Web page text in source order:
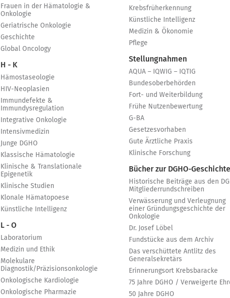
Frauen in der Hämatologie &
Onkologie
Geriatrische Onkologie
Geschichte
Global Oncology
H - K
Hämostaseologie
HIV-Neoplasien
Immundefekte &
Immundysregulation
Integrative Onkologie
Intensivmedizin
Junge DGHO
Klassische Hämatologie
Klinische & Translationale
Epigenetik
Klinische Studien
Klonale Hämatopoese
Künstliche Intelligenz
L - O
Laboratorium
Medizin und Ethik
Molekulare
Diagnostik/Präzisionsonkologie
Onkologische Kardiologie
Onkologische Pharmazie
Krebsfrüherkennung
Künstliche Intelligenz
Medizin & Ökonomie
Pflege
Stellungnahmen
AQUA – IQWIG – IQTIG
Bundesoberbehörden
Fort- und Weiterbildung
Frühe Nutzenbewertung
G-BA
Gesetzesvorhaben
Gute Ärztliche Praxis
Klinische Forschung
Bücher zur DGHO-Geschichte
Historische Beiträge aus den
Mitgliederrundschreiben
Verwässerung und Verleugnung
einer Gründungsgeschichte der
Onkologie
Dr. Josef Löbel
Fundstücke aus dem Archiv
Das verschüttete Antlitz des
Generalsekretärs
Erinnerungsort Krebsbaracke
75 Jahre DGHO / Verweigerte
50 Jahre DGHO